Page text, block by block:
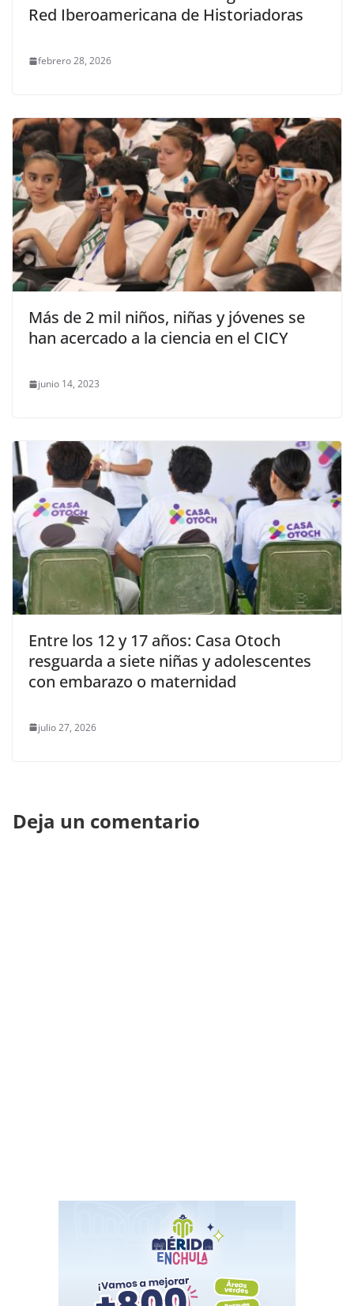
Red Iberoamericana de Historiadoras
febrero 28, 2026
Más de 2 mil niños, niñas y jóvenes se
han acercado a la ciencia en el CICY
junio 14, 2023
Entre los 12 y 17 años: Casa Otoch
resguarda a siete niñas y adolescentes
con embarazo o maternidad
julio 27, 2026
Deja un comentario